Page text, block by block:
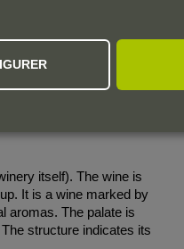
itself). The wine is
It is a wine marked by
aromas. The palate is
structure indicates its